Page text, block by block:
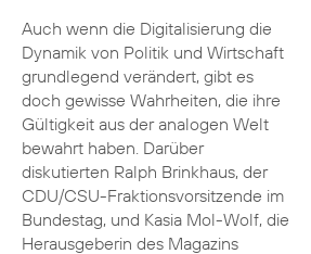
Auch wenn die Digitalisierung die
Dynamik von Politik und Wirtschaft
grundlegend verändert, gibt es
doch gewisse Wahrheiten, die ihre
Gültigkeit aus der analogen Welt
bewahrt haben. Darüber
diskutierten Ralph Brinkhaus, der
CDU/CSU-Fraktionsvorsitzende im
Bundestag, und Kasia Mol-Wolf, die
Herausgeberin des Magazins